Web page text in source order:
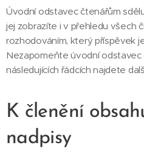
Úvodní odstavec čtenářům
jej zobrazíte i v přehledu všech
rozhodováním, který příspěvek
Nezapomeňte úvodní
následujících řádcích najdete
K členění
nadpisy